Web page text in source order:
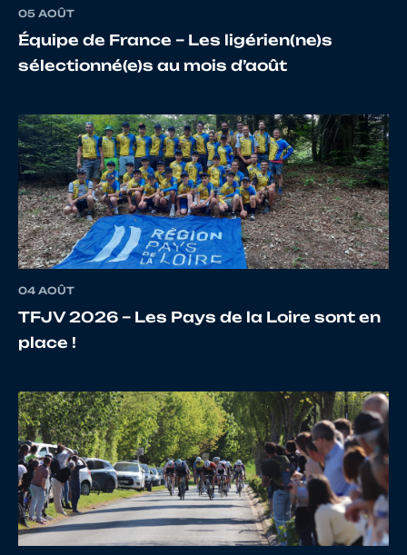
05 AOÛT
Équipe de France – Les ligérien(ne)s
sélectionné(e)s au mois d’août
04 AOÛT
TFJV 2026 – Les Pays de la Loire sont en
place !